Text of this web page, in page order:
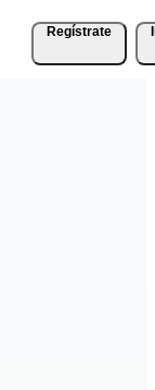
Regístrate